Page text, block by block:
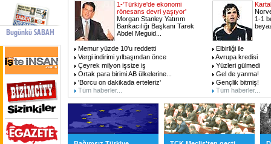
1-'Türkiye'de ekonomi
rönesans devri yaşıyor'
Morgan Stanley Yatırım
Bankacılığı Başkanı Tarek
Abdel Meguid
Memur yüzde 10'u reddetti
Vergi indirimi yılbaşından önce
Çeyrek milyon işsize iş
Ortak para birimi AB ülkelerine
'Borcu on dakikada erteleriz'
Tüm haberler...
1-1
Elbirliği ile
Avrupa kredisi
Yüzleri gülmedi
Gel de yanma!
Gençlik bitmiş!
Tüm haberler...